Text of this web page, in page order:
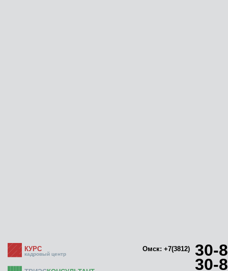
КУРС
кадровый центр
Омск: +7(3812) 30-
30-